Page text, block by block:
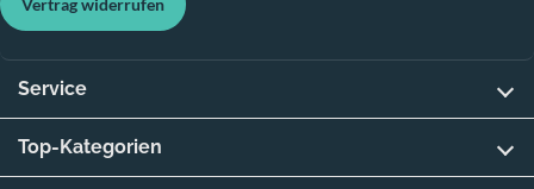
Service
Top-Kategorien